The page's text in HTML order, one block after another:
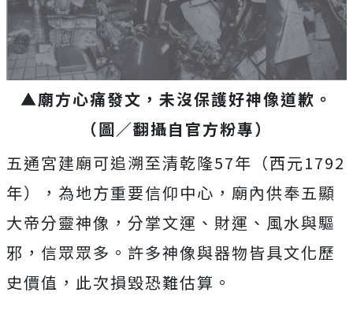
▲廟方心痛發文，未沒保護好神像道歉。
（圖／翻攝自官方粉專）
五通宮建廟可追溯至清乾隆57年（西元1792
年），為地方重要信仰中心，廟內供奉五顯
大帝分靈神像，分掌文運、財運、風水與驅
邪，信眾眾多。許多神像與器物皆具文化歷
史價值，此次損毀恐難估算。